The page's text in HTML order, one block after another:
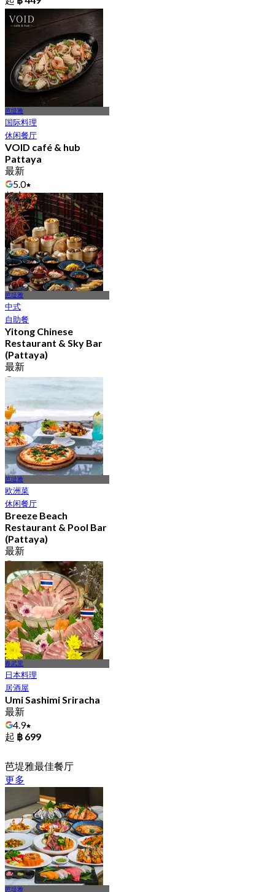
芭堤雅
国际料理
休闲餐厅
VOID café & hub
Pattaya
最新
5.0
起฿ 230
芭堤雅
中式
自助餐
Yitong Chinese
Restaurant & Sky Bar
(Pattaya)
最新
4.8
芭堤雅
欧洲菜
休闲餐厅
Breeze Beach
Restaurant & Pool Bar
(Pattaya)
最新
4.6
起฿ 437
春武里
日本料理
居酒屋
Umi Sashimi Sriracha
最新
4.9
起 ฿ 699
芭堤雅最佳餐厅
更多
芭堤雅